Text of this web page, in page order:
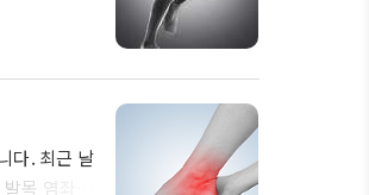
관절 바깥
래도 일반
반응이라
다. 최근 날
목 염좌는